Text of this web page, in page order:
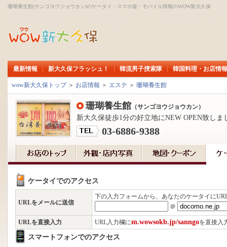
珊瑚養生館(サンゴヨウジョウカン)のケータイ・スマホ版・モバイル情報のWOW新大久保
最新情報 新大久保フラッシュ！ 韓流男子捜索隊 韓国料理・お店情報
wow新大久保トップ＞ お店情報 ＞ エステ ＞ 珊瑚養生館
珊瑚養生館 （サンゴヨウジョウカン）
新大久保徒歩1分の好立地にNEW OPEN致し
03-6886-9388
ケータイでのアクセス
URLをメールに送信
下の入力フォームから、あなたのケータイに
＠
URLを直接入力 URL入力欄にm.wowsokb.jp/sanngoを直接入
スマートフォンでのアクセス